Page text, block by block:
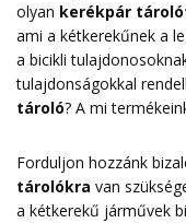
olyan kerékpár
ami a kétkerekűnek a
a bicikli
tulajdonságokkal
tároló? A mi
Forduljon hozzánk
tárolókra van
a kétkerekű járművek